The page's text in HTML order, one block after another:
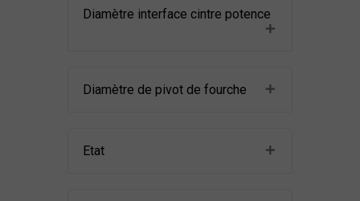
Diamètre interface cintre potence
Diamètre de pivot de fourche
Etat